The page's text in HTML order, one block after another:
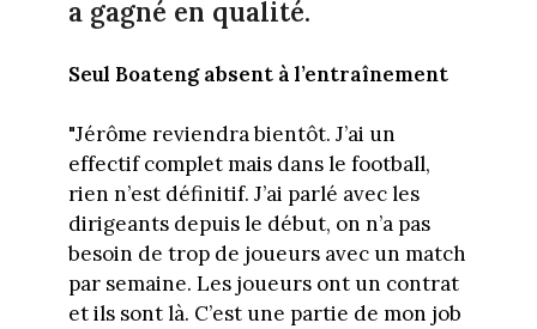
a gagné en qualité.
Seul Boateng absent à l’entraînement
"Jérôme reviendra bientôt. J’ai un
effectif complet mais dans le football,
rien n’est définitif. J’ai parlé avec les
dirigeants depuis le début, on n’a pas
besoin de trop de joueurs avec un match
par semaine. Les joueurs ont un contrat
et ils sont là. C’est une partie de mon job